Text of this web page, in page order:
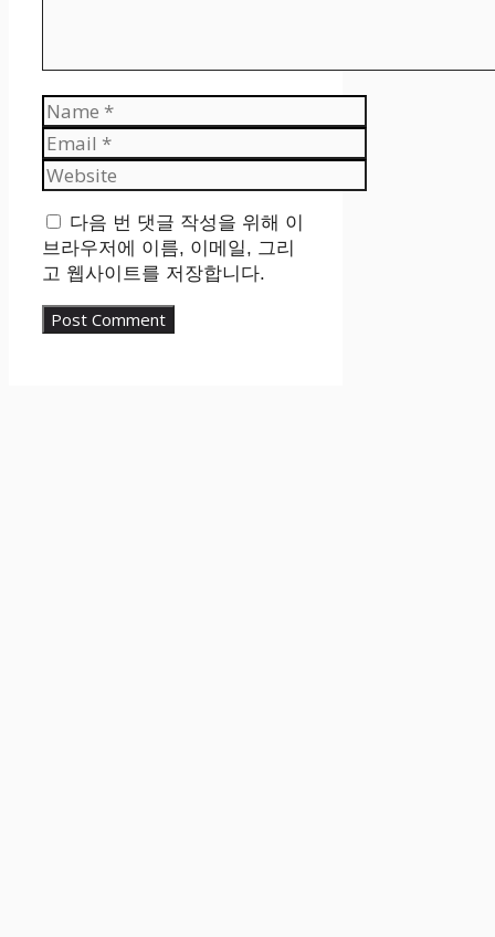
Name
Email
Website
다음 번 댓글 작성을 위해 이
브라우저에 이름, 이메일, 그리
고 웹사이트를 저장합니다.